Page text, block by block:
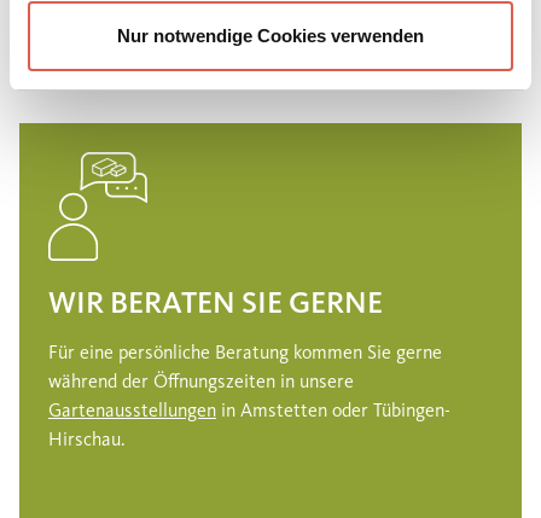
Nur notwendige Cookies verwenden
WIR BERATEN SIE GERNE
Für eine persönliche Beratung kommen Sie gerne
während der Öffnungszeiten in unsere
Gartenausstellungen in Amstetten oder Tübingen-
Hirschau.